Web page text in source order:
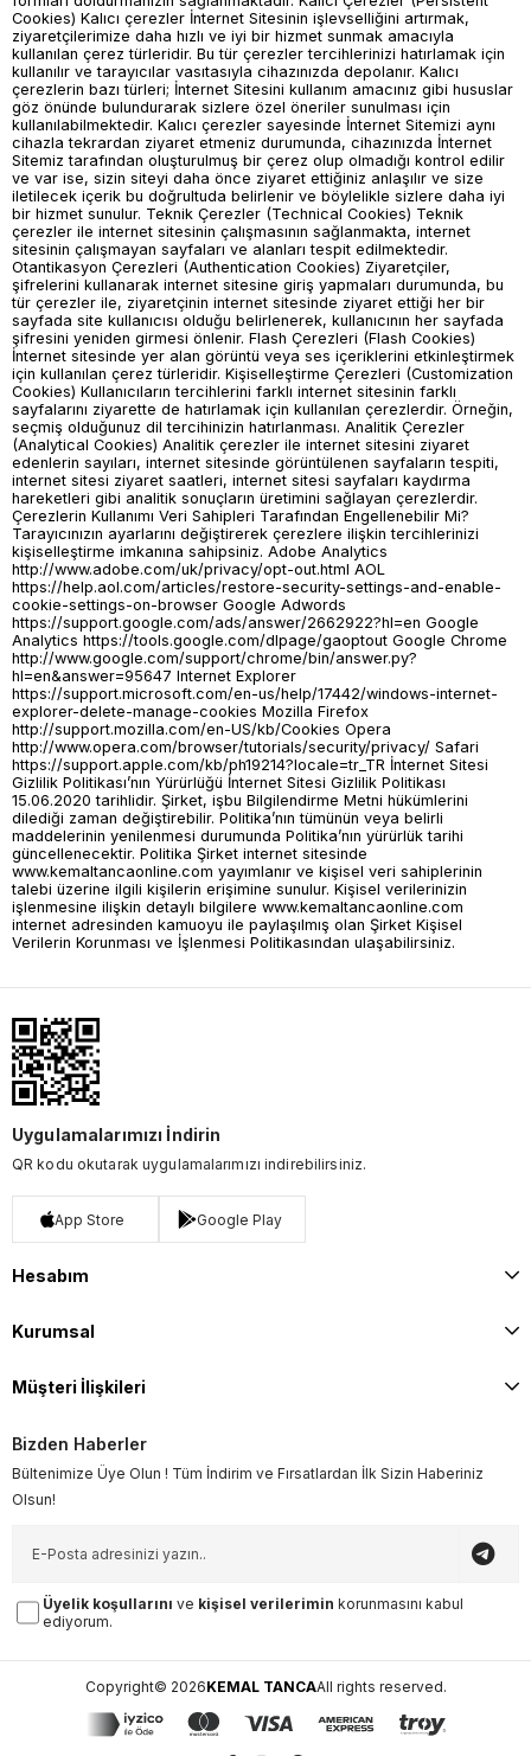
Uygulamalarımızı İndirin
QR kodu okutarak uygulamalarımızı indirebilirsiniz.
App Store Google Play
Hesabım
Kurumsal
Müşteri İlişkileri
Bizden Haberler
Bültenimize Üye Olun ! Tüm İndirim ve Fırsatlardan İlk Sizin Haberiniz
Olsun!
Üyelik koşullarını ve kişisel verilerimin korunmasını kabul
ediyorum.
Copyright© 2026KEMAL TANCAAll rights reserved.